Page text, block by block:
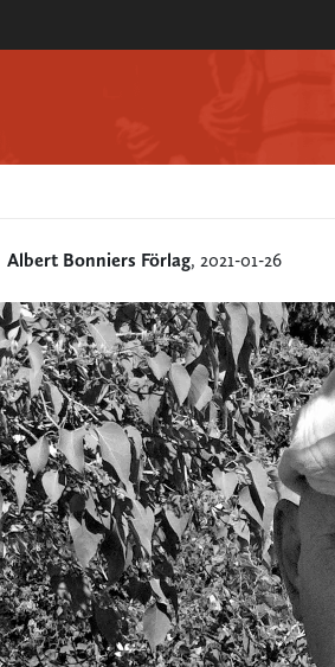
Albert Bonniers Förlag, 2021-01-26